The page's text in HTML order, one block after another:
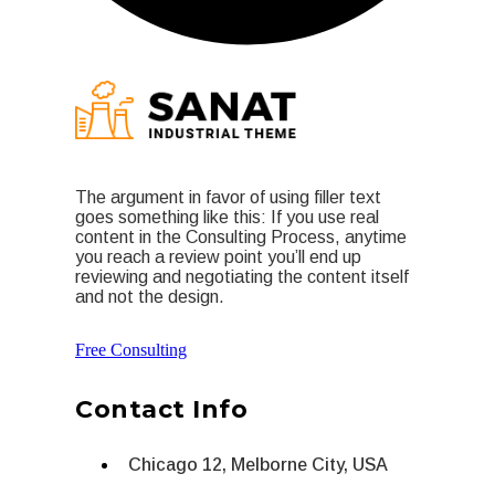
The argument in favor of using filler text
goes something like this: If you use real
content in the Consulting Process, anytime
you reach a review point you’ll end up
reviewing and negotiating the content itself
and not the design.
Free Consulting
Contact Info
Chicago 12, Melborne City, USA